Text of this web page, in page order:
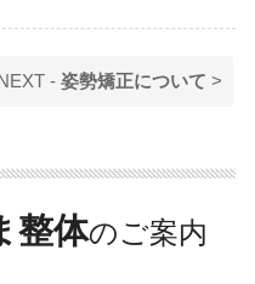
-姿勢矯正について >
整体